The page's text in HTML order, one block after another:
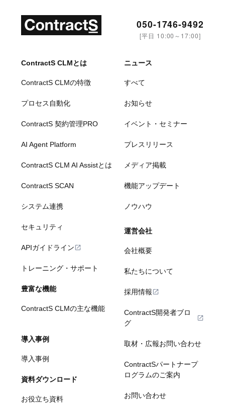
050-1746-9492
[平日 10:00～17:00]
ContractS CLMとは
ContractS CLMの特徴
プロセス自動化
ContractS 契約管理PRO
AI Agent Platform
ContractS CLM AI Assistとは
ContractS SCAN
システム連携
セキュリティ
APIガイドライン
トレーニング・サポート
豊富な機能
ContractS CLMの主な機能
導入事例
導入事例
資料ダウンロード
お役立ち資料
ニュース
すべて
お知らせ
イベント・セミナー
プレスリリース
メディア掲載
機能アップデート
ノウハウ
運営会社
会社概要
私たちについて
採用情報
ContractS開発者ブロ
グ
取材・広報お問い合わせ
ContractSパートナープ
ログラムのご案内
お問い合わせ